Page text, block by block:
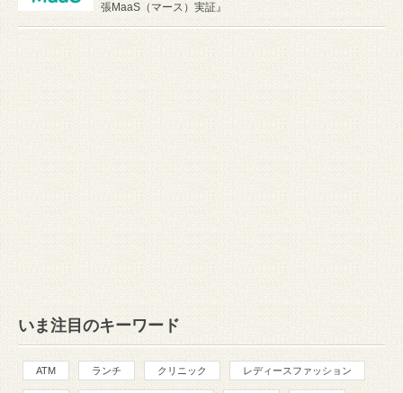
張MaaS（マース）実証』
いま注目のキーワード
ATM ランチ クリニック レディースファッション